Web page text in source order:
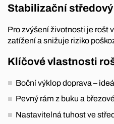
Stabilizační
Pro zvýšení životnosti je rošt
zatížení a snižuje riziko
Klíčové vlastnosti
Boční výklop doprava –
Pevný rám z buku a
Nastavitelná tuhost ve